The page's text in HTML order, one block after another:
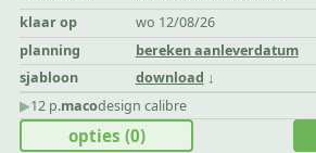
klaar op
wo 12/08/26
planning
bereken aanleverdatum
sjabloon
download
▶︎12 p.macodesign calibre
opties (0)